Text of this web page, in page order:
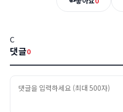
C
댓글0